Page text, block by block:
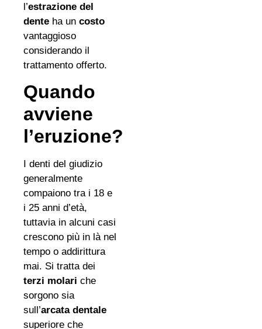
l’estrazione del
dente ha un costo
vantaggioso
considerando il
trattamento offerto.
Quando
avviene
l’eruzione?
I denti del giudizio
generalmente
compaiono tra i 18 e
i 25 anni d’età,
tuttavia in alcuni casi
crescono più in là nel
tempo o addirittura
mai. Si tratta dei
terzi molari che
sorgono sia
sull’arcata dentale
superiore che